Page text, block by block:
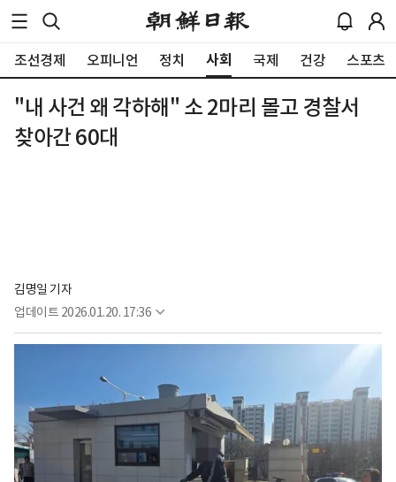
조선경제 오피니언 정치 사회 국제 건강 스포츠
"내 사건 왜 각하해" 소 2마리 몰고 경찰서
찾아간 60대
김명일 기자
업데이트 2026.01.20. 17:36